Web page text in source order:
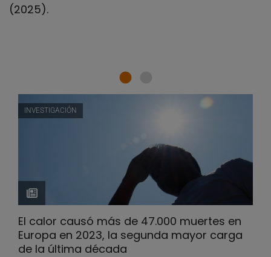
(2025).
INVESTIGACIÓN
El calor causó más de 47.000 muertes en
Europa en 2023, la segunda mayor carga
de la última década